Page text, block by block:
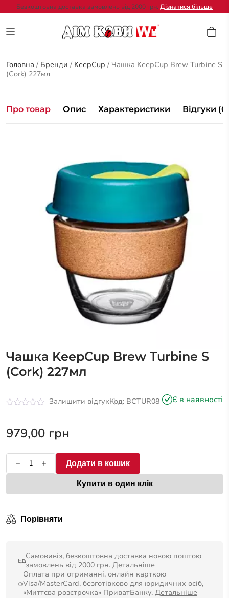
Безкоштовна доставка замовлень від 2000 грн. Дізнатися більше
Головна / Бренди / KeepCup / Чашка KeepCup Brew Turbine S
(Cork) 227мл
Про товар Опис Характеристики Відгуки
Чашка KeepCup Brew Turbine S
(Cork) 227мл
з
Залишити відгукКод: BCTUR08 Є в наявності
979,00 грн
Додати в кошик
Купити в один клік
Порівняти
Самовивіз, безкоштовна доставка новою поштою
замовлень від 2000 грн.Детальніше
Оплата при отриманні, онлайн карткою
Visa/MasterCard, безготівково для юридичних осіб,
«Миттєва розстрочка» ПриватБанку. Детальніше